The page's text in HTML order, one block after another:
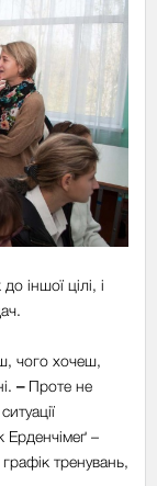
іншої цілі, і
чого хочеш,
–Проте не
–
тренувань,